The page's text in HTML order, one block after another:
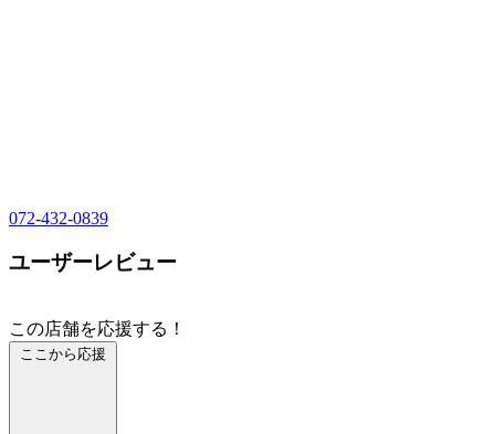
072-432-0839
ユーザーレビュー
この店舗を応援する！
ここから応援